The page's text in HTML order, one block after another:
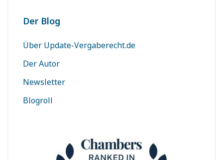
Der Blog
Über Update-Vergaberecht.de
Der Autor
Newsletter
Blogroll